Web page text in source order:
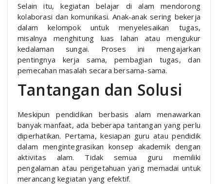
Selain itu, kegiatan belajar di alam mendorong
kolaborasi dan komunikasi. Anak-anak sering bekerja
dalam kelompok untuk menyelesaikan tugas,
misalnya menghitung luas lahan atau mengukur
kedalaman sungai. Proses ini mengajarkan
pentingnya kerja sama, pembagian tugas, dan
pemecahan masalah secara bersama-sama.
Tantangan dan Solusi
Meskipun pendidikan berbasis alam menawarkan
banyak manfaat, ada beberapa tantangan yang perlu
diperhatikan. Pertama, kesiapan guru atau pendidik
dalam mengintegrasikan konsep akademik dengan
aktivitas alam. Tidak semua guru memiliki
pengalaman atau pengetahuan yang memadai untuk
merancang kegiatan yang efektif.